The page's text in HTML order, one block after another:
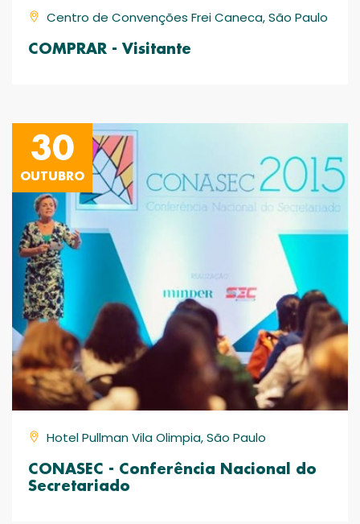
Centro de Convenções Frei Caneca, São Paulo
COMPRAR - Visitante
30
OUTUBRO
Hotel Pullman Vila Olimpia, São Paulo
CONASEC - Conferência Nacional do
Secretariado